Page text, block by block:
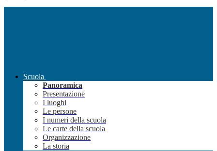
Scuola
Panoramica
Presentazione
I luoghi
Le persone
I numeri della scuola
Le carte della scuola
Organizzazione
La storia